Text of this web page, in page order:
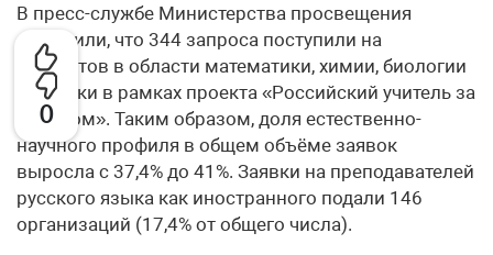
0
В пресс-службе Министерства просвещения
сообщили, что 344 запроса поступили на
экспертов в области математики, химии, биологии
и физики в рамках проекта «Российский учитель за
рубежом». Таким образом, доля естественно-
научного профиля в общем объёме заявок
выросла с 37,4% до 41%. Заявки на преподавателей
русского языка как иностранного подали 146
организаций (17,4% от общего числа).